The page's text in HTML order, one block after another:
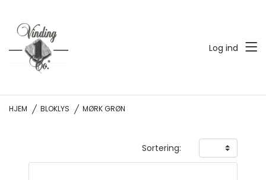
Log ind
HJEM BLOKLYS MØRK GRØN
Sortering: